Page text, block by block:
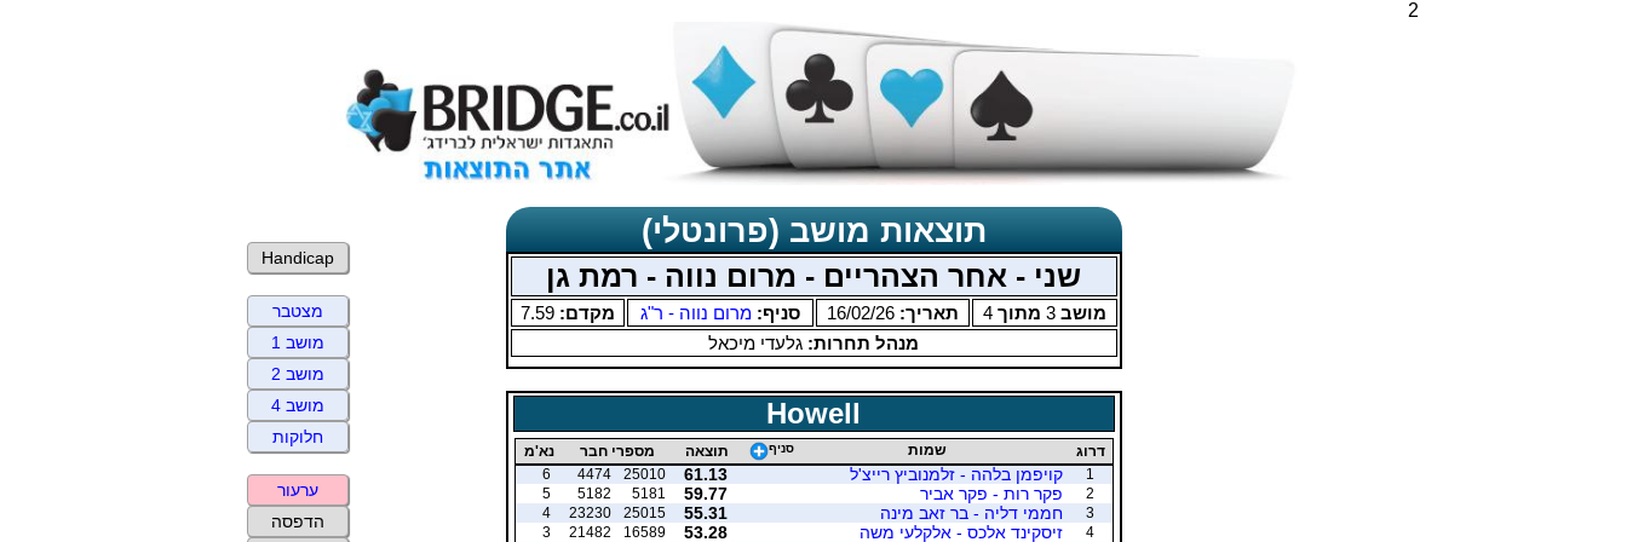
2
תוצאות מושב (פרונטלי)
שני - אחר הצהריים - מרום נווה - רמת גן
מושב3 מתוך4 תאריך:16/02/26 סניף:מרום נווה - ר"ג מקדם:7.59
מנהל תחרות: גלעדי מיכאל
Howell
דרוג שמות סניף תוצאה מספרי חבר
נא'מ
1
קויפמן בלהה - זלמנוביץ רייצ'ל 61.13
25010
4474
6
2
פקר רות - פקר אביר 59.77
5181
5182
5
3
חממי דליה - בר זאב מינה 55.31
25015
23230
4
4
זיסקינד אלכס - אלקלעי משה 53.28
16589
21482
3
Handicap
מצטבר
מושב 1
מושב 2
מושב 4
חלוקות
ערעור
הדפסה